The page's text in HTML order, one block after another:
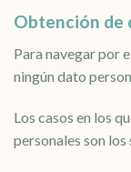
Obtención de
Para navegar por
ningún dato
Los casos en los
personales son los